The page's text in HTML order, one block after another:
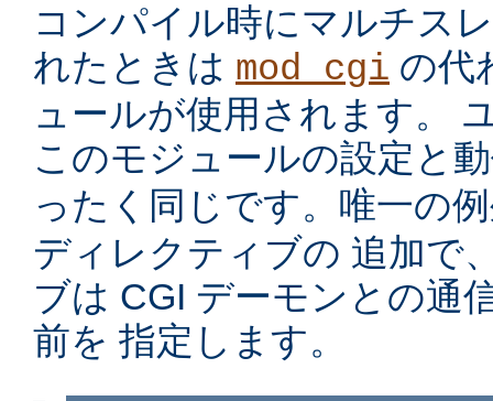
コンパイル時にマルチス
れたときは mod_cgi の代
ュールが使用されます。
このモジュールの設定と
ったく同じです。唯一の
ディレクティブの 追加で
ブは CGI デーモンとの通
前を 指定します。